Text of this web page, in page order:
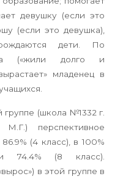
девушку (если это
(если это девушка),
дети. По
(«жили долго и
младенец в
группе (школа №1332 г.
перспективное
(4 класс), в 100%
(8 класс).
в этой группе в